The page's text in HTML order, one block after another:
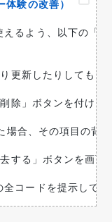
験の改善）
るよう、以下の「
更新したりしても
除」ボタンを付け
場合、その項目の背
する」ボタンを画面
コードを提示して